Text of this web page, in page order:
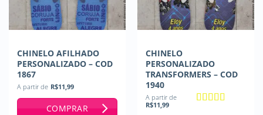
CHINELO AFILHADO
PERSONALIZADO – COD
1867
A partir de R$11,99
COMPRAR
CHINELO
PERSONALIZADO
TRANSFORMERS – COD
1940
A partir de
R$11,99